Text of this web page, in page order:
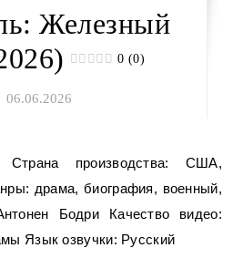
Железный
0 (0)
06.06.2026
драма, биография, военный,
Бодри Качество видео:
Язык озвучки: Русский